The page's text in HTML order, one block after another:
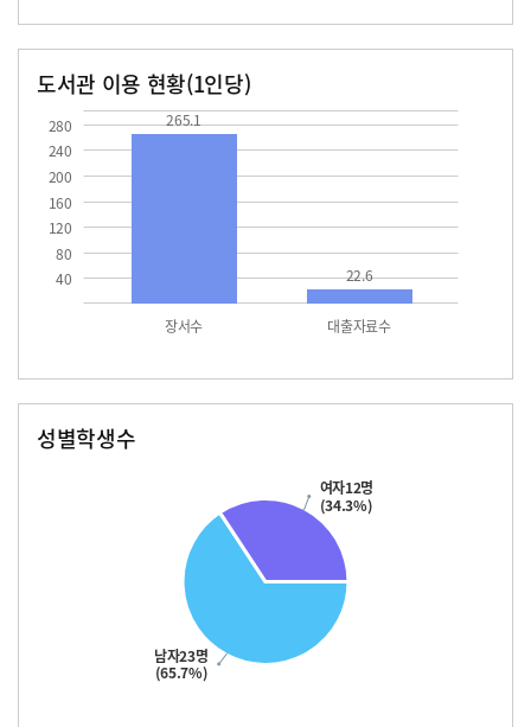
도서관 이용 현황(1인당)
40
80
120
160
200
240
280
장서수 대출자료수
265.1
22.6
성별학생수
남자23명
(65.7%)
여자12명
(34.3%)